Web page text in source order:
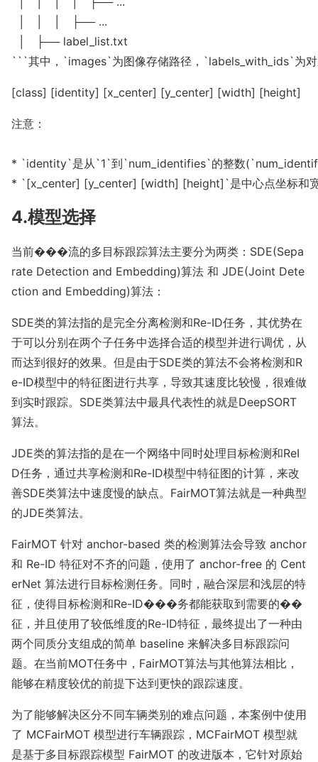
│   │   │   ├── ...
│   ├── label_list.txt
```其中，`images`为图像存储路径，`labels_with_ids`为对
[class] [identity] [x_center] [y_center] [width] [height]
注意：
* `identity`是从`1`到`num_identifies`的整数
* `[x_center] [y_center] [width] [height]`是中心点坐标和
4.模型选择
当前���流的多目标跟踪算法主要分为两类：SDE(Sepa
rate Detection and Embedding)算法 和 JDE(Joint Dete
ction and Embedding)算法：
SDE类的算法指的是完全分离检测和Re-ID任务，其优势在
于可以分别在两个子任务中选择合适的模型并进行调优，从
而达到很好的效果。但是由于SDE类的算法不会将检测和R
e-ID模型中的特征图进行共享，导致其速度比较慢，很难做
到实时跟踪。SDE类算法中最具代表性的就是DeepSORT
算法。
JDE类的算法指的是在一个网络中同时处理目标检测和ReI
D任务，通过共享检测和Re-ID模型中特征图的计算，来改
善SDE类算法中速度慢的缺点。FairMOT算法就是一种典型
的JDE类算法。
FairMOT 针对 anchor-based 类的检测算法会导致 anchor
和 Re-ID 特征对不齐的问题，使用了 anchor-free 的 Cent
erNet 算法进行目标检测任务。同时，融合深层和浅层的特
征，使得目标检测和Re-ID���务都能获取到需要的��
征，并且使用了较低维度的Re-ID特征，最终提出了一种由
两个同质分支组成的简单 baseline 来解决多目标跟踪问
题。在当前MOT任务中，FairMOT算法与其他算法相比，
能够在精度较优的前提下达到更快的跟踪速度。
为了能够解决区分不同车辆类别的难点问题，本案例中使用
了 MCFairMOT 模型进行车辆跟踪，MCFairMOT 模型就
是基于多目标跟踪模型 FairMOT 的改进版本，它针对原始